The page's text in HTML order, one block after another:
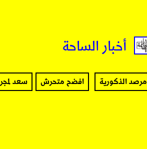
أخبار الساحة
مرصد الذكورية افضح متحرش سعد